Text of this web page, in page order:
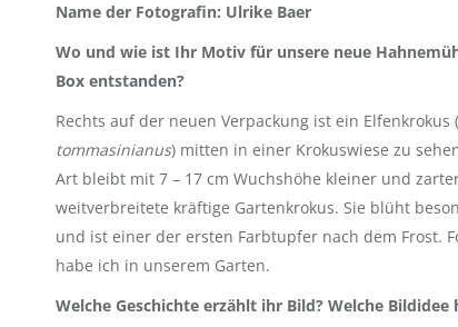
Name der Fotografin: Ulrike Baer
Wo und wie ist Ihr Motiv für unsere neue
Box entstanden?
Rechts auf der neuen Verpackung ist ein Elfenkrokus
tommasinianus) mitten in einer Krokuswiese zu
Art bleibt mit 7 – 17 cm Wuchshöhe kleiner und
weitverbreitete kräftige Gartenkrokus. Sie blüht
und ist einer der ersten Farbtupfer nach dem Frost.
habe ich in unserem Garten.
Welche Geschichte erzählt ihr Bild? Welche Bildidee